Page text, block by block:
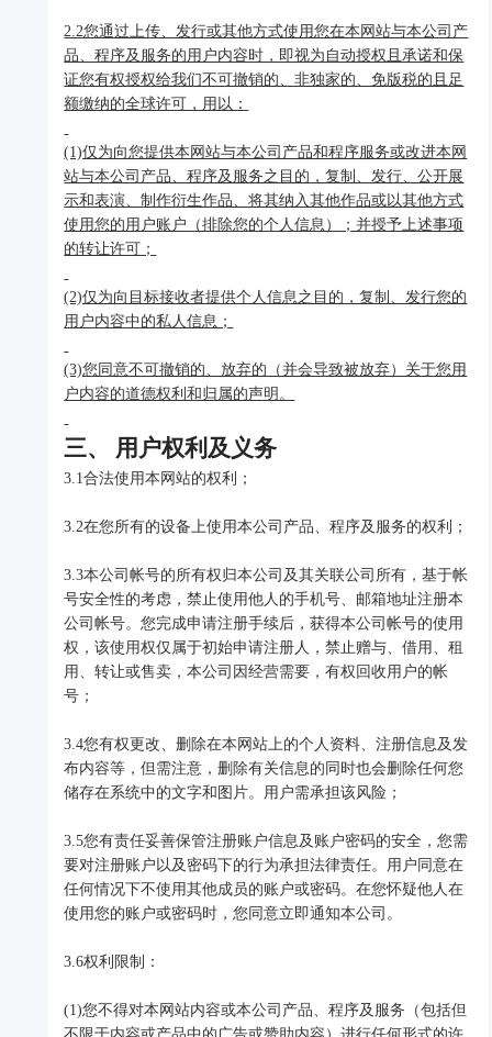
2.2您通过上传、发行或其他方式使用您在本网站与本公司产
品、程序及服务的用户内容时，即视为自动授权且承诺和保
证您有权授权给我们不可撤销的、非独家的、免版税的且足
额缴纳的全球许可，用以：
(1)仅为向您提供本网站与本公司产品和程序服务或改进本网
站与本公司产品、程序及服务之目的，复制、发行、公开展
示和表演、制作衍生作品、将其纳入其他作品或以其他方式
使用您的用户账户（排除您的个人信息）；并授予上述事项
的转让许可；
(2)仅为向目标接收者提供个人信息之目的，复制、发行您的
用户内容中的私人信息；
(3)您同意不可撤销的、放弃的（并会导致被放弃）关于您用
户内容的道德权利和归属的声明。
三、 用户权利及义务
3.1合法使用本网站的权利；
3.2在您所有的设备上使用本公司产品、程序及服务的权利；
3.3本公司帐号的所有权归本公司及其关联公司所有，基于帐
号安全性的考虑，禁止使用他人的手机号、邮箱地址注册本
公司帐号。您完成申请注册手续后，获得本公司帐号的使用
权，该使用权仅属于初始申请注册人，禁止赠与、借用、租
用、转让或售卖，本公司因经营需要，有权回收用户的帐
号；
3.4您有权更改、删除在本网站上的个人资料、注册信息及发
布内容等，但需注意，删除有关信息的同时也会删除任何您
储存在系统中的文字和图片。用户需承担该风险；
3.5您有责任妥善保管注册账户信息及账户密码的安全，您需
要对注册账户以及密码下的行为承担法律责任。用户同意在
任何情况下不使用其他成员的账户或密码。在您怀疑他人在
使用您的账户或密码时，您同意立即通知本公司。
3.6权利限制：
(1)您不得对本网站内容或本公司产品、程序及服务（包括但